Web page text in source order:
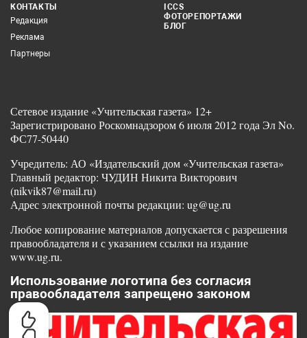
КОНТАКТЫ
Редакция
Реклама
Партнеры
ICCS
ФОТОРЕПОРТАЖИ
БЛОГ
Сетевое издание «Учительская газета» 12+
Зарегистрировано Роскомнадзором 6 июля 2012 года Эл No.
ФС77-50440
Учредитель: АО «Издательский дом «Учительская газета»
Главный редактор: ЧУДИН Никита Викторович
(nikvik87@mail.ru)
Адрес электронной почты редакции: ug@ug.ru
Любое копирование материалов допускается с разрешения
правообладателя и с указанием ссылки на издание
www.ug.ru.
Использование логотипа без согласия
правообладателя запрещено законом